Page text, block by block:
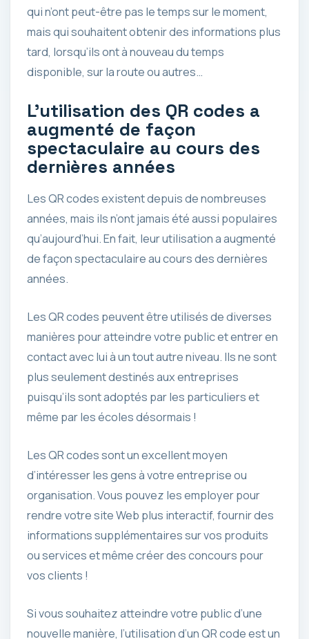
qui n’ont peut-être pas le temps sur le moment,
mais qui souhaitent obtenir des informations plus
tard, lorsqu’ils ont à nouveau du temps
disponible, sur la route ou autres…
L’utilisation des QR codes a
augmenté de façon
spectaculaire au cours des
dernières années
Les QR codes existent depuis de nombreuses
années, mais ils n’ont jamais été aussi populaires
qu’aujourd’hui. En fait, leur utilisation a augmenté
de façon spectaculaire au cours des dernières
années.
Les QR codes peuvent être utilisés de diverses
manières pour atteindre votre public et entrer en
contact avec lui à un tout autre niveau. Ils ne sont
plus seulement destinés aux entreprises
puisqu’ils sont adoptés par les particuliers et
même par les écoles désormais !
Les QR codes sont un excellent moyen
d’intéresser les gens à votre entreprise ou
organisation. Vous pouvez les employer pour
rendre votre site Web plus interactif, fournir des
informations supplémentaires sur vos produits
ou services et même créer des concours pour
vos clients !
Si vous souhaitez atteindre votre public d’une
nouvelle manière, l’utilisation d’un QR code est un